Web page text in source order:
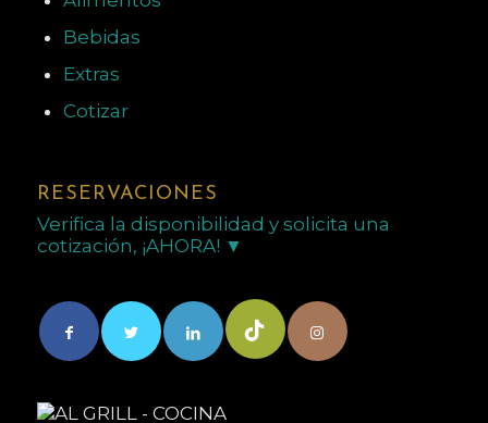
Bebidas
Extras
Cotizar
RESERVACIONES
Verifica la disponibilidad y solicita una
cotización, ¡AHORA! ▼